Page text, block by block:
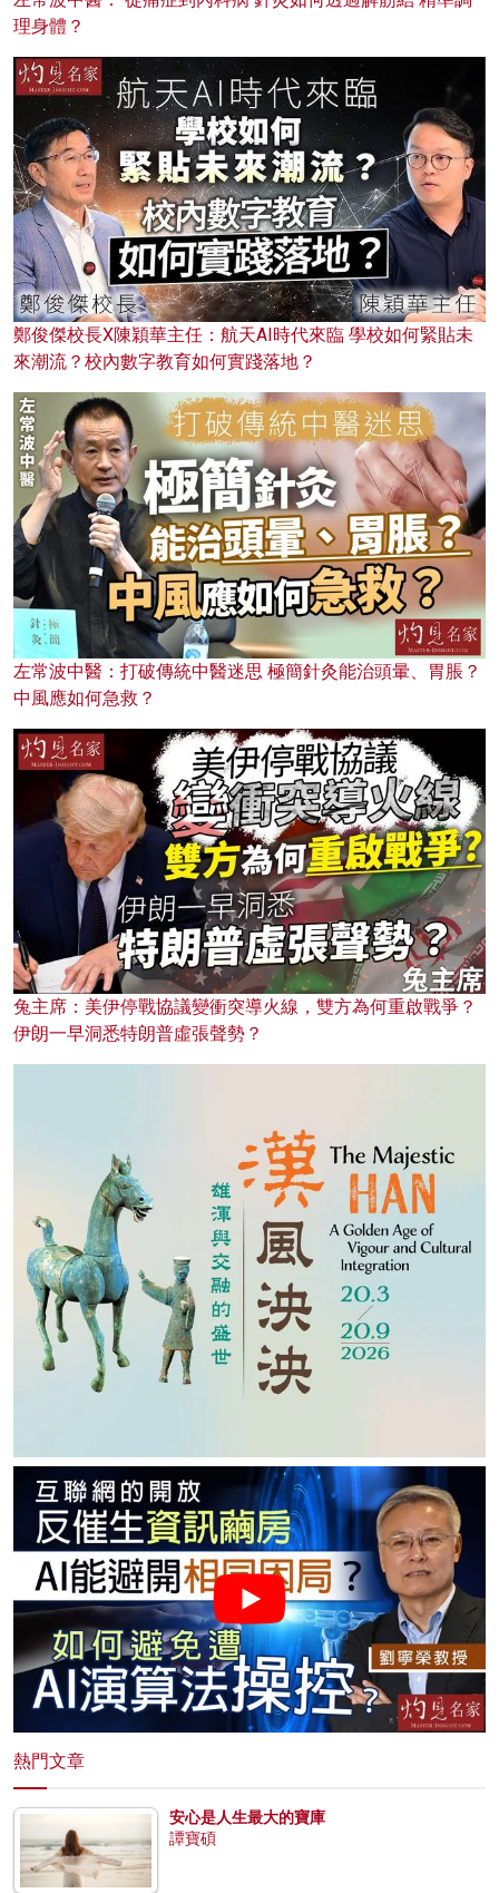
理身體？
鄭俊傑校長X陳穎華主任：航天AI時代來臨 學校如何緊貼未
來潮流？校內數字教育如何實踐落地？
左常波中醫：打破傳統中醫迷思 極簡針灸能治頭暈、胃脹？
中風應如何急救？
兔主席：美伊停戰協議變衝突導火線，雙方為何重啟戰爭？
伊朗一早洞悉特朗普虛張聲勢？
熱門文章
安心是人生最大的寶庫
譚寶碩